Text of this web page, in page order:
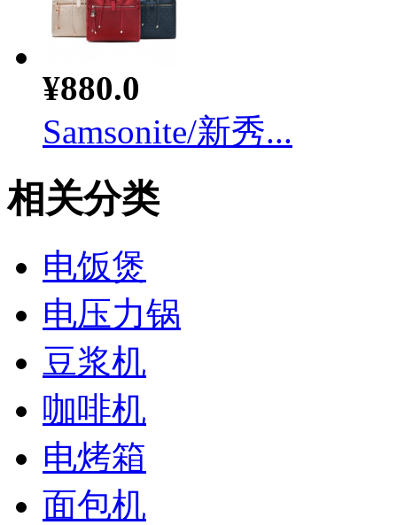
¥880.0
Samsonite/新秀...
相关分类
电饭煲
电压力锅
豆浆机
咖啡机
电烤箱
面包机